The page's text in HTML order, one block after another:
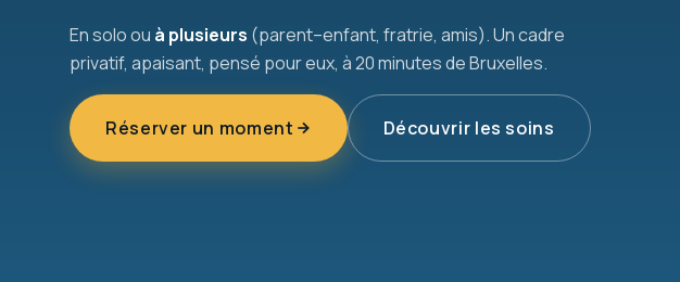
En solo ou à plusieurs (parent–enfant, fratrie, amis). Un cadre
privatif, apaisant, pensé pour eux, à 20 minutes de Bruxelles.
Réserver un moment Découvrir les soins